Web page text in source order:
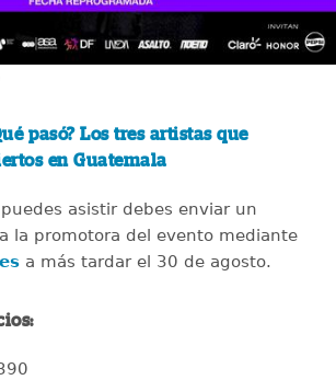
pasó? Los tres artistas que
en Guatemala
asistir debes enviar un
la promotora del evento mediante
a más tardar el 30 de agosto.